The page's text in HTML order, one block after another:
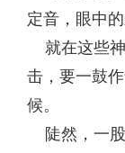
定音，眼中的
就在这些神
击，要一鼓
候。
陡然，一